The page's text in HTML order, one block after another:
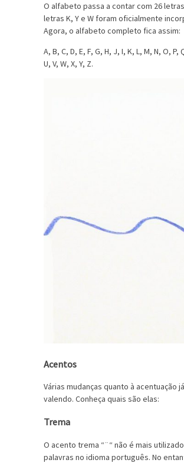
O alfabeto passa a contar com 26
letras K, Y e W foram oficialmente
Agora, o alfabeto completo fica assim:
A, B, C, D, E, F, G, H, J, I, K, L, M, N, O, P,
U, V, W, X, Y, Z.
Acentos
Várias mudanças quanto à acentuação
valendo. Conheça quais são elas:
Trema
O acento trema “¨“ não é mais
palavras no idioma português. No